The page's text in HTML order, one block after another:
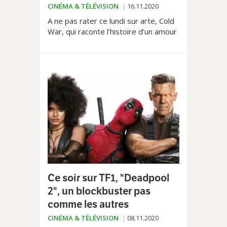
CINÉMA & TÉLÉVISION 16.11.2020
A ne pas rater ce lundi sur arte, Cold
War, qui raconte l’histoire d’un amour
plait.
Ce soir sur TF1, "Deadpool
2", un blockbuster pas
comme les autres
CINÉMA & TÉLÉVISION 08.11.2020